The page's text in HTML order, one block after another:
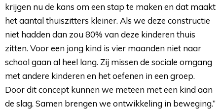
krijgen nu de kans om een stap te maken en dat maakt
het aantal thuiszitters kleiner. Als we deze constructie
niet hadden dan zou 80% van deze kinderen thuis
zitten. Voor een jong kind is vier maanden niet naar
school gaan al heel lang. Zij missen de sociale omgang
met andere kinderen en het oefenen in een groep.
Door dit concept kunnen we meteen met een kind aan
de slag. Samen brengen we ontwikkeling in beweging.”